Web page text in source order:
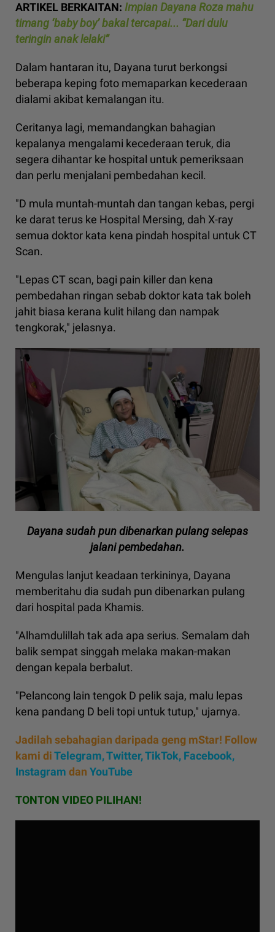
ARTIKEL BERKAITAN: Impian Dayana Roza mahu
timang ‘baby boy’ bakal tercapai... “Dari dulu
teringin anak lelaki”
Dalam hantaran itu, Dayana turut berkongsi
beberapa keping foto memaparkan kecederaan
dialami akibat kemalangan itu.
Ceritanya lagi, memandangkan bahagian
kepalanya mengalami kecederaan teruk, dia
segera dihantar ke hospital untuk pemeriksaan
dan perlu menjalani pembedahan kecil.
"D mula muntah-muntah dan tangan kebas, pergi
ke darat terus ke Hospital Mersing, dah X-ray
semua doktor kata kena pindah hospital untuk CT
Scan.
"Lepas CT scan, bagi pain killer dan kena
pembedahan ringan sebab doktor kata tak boleh
jahit biasa kerana kulit hilang dan nampak
tengkorak," jelasnya.
Dayana sudah pun dibenarkan pulang selepas
jalani pembedahan.
Mengulas lanjut keadaan terkininya, Dayana
memberitahu dia sudah pun dibenarkan pulang
dari hospital pada Khamis.
"Alhamdulillah tak ada apa serius. Semalam dah
balik sempat singgah melaka makan-makan
dengan kepala berbalut.
"Pelancong lain tengok D pelik saja, malu lepas
kena pandang D beli topi untuk tutup," ujarnya.
Jadilah sebahagian daripada geng mStar! Follow
kami diTelegram,Twitter,TikTok, Facebook,
Instagram dan YouTube
TONTON VIDEO PILIHAN!